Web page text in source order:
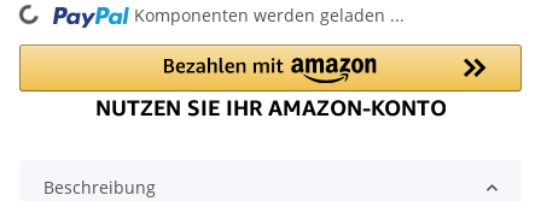
Loading... Komponenten werden geladen ...
Beschreibung